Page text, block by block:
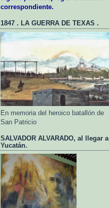
correspondiente.
1847 . LA GUERRA DE TEXAS .
En memoria del heroico batallón de
San Patricio
SALVADOR ALVARADO, al llegar a
Yucatán.